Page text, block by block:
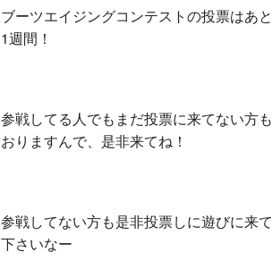
ブーツエイジングコンテストの投票はあと
1週間！
参戦してる人でもまだ投票に来てない方も
おりますんで、是非来てね！
参戦してない方も是非投票しに遊びに来て
下さいなー